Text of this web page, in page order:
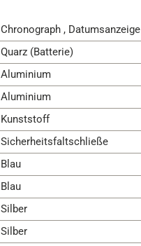
Chronograph , Datumsanzeige
Quarz (Batterie)
Aluminium
Aluminium
Kunststoff
Sicherheitsfaltschließe
Blau
Blau
Silber
Silber